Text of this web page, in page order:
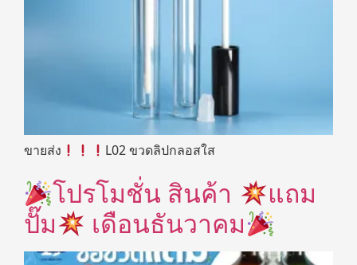
ขายส่ง L02 ขวดลิปกลอสใส
โปรโมชั่น สินค้า
แถม
ปั๊ม
เดือนธันวาคม